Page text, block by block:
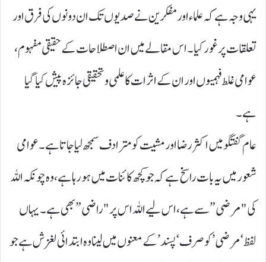
یہی وجہ ہے کہ علماء اور مفکرین نے صدیوں تک ان دونوں کی فرق اور
تعلقات پر غور کیا۔ اس مقالے میں ان اصطلاحات کے حقیقی مفہوم،
عوامی غلط فہمیوں اور ان کے اثرات کا علمی و تحقیقی جائزہ پیش کیا گیا
ہے۔
عام گفتگو میں اکثر رضا اور مشیت کو مترادف سمجھ لیا جاتا ہے۔ عوامی
شعور میں یہ بات راسخ ہے کہ جو کچھ کائنات میں ہو رہا ہے، وہ چونکہ اللہ
کی "مرضی” سے ہے، اس لیے اللہ اس پر "راضی” بھی ہے۔ یہاں
لفظ ‘مرضی’ کو صرف ‘پسند’ کے معنوں میں لینا وہ ابتدائی لغزش ہے جو